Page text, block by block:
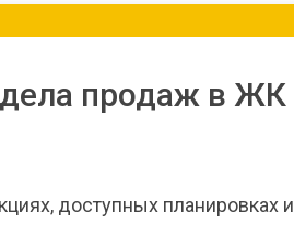
продаж в ЖК
доступных планировках и